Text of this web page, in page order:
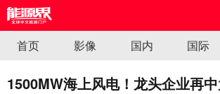
首页 影像 国内 国际
1500MW海上风电！龙头企业再